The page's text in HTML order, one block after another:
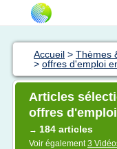
Accueil > Thèmes
> offres d'emploi
Articles
offres
→ 184 articles
Voir également3